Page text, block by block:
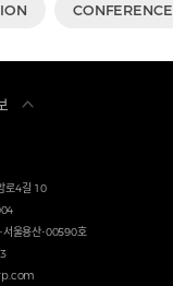
CONFERENCE
로4길 10
울용산-00590호